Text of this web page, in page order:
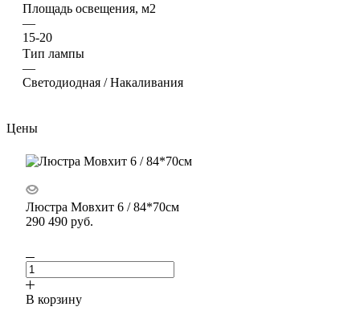
Площадь освещения, м2
—
15-20
Тип лампы
—
Светодиодная / Накаливания
Цены
Люстра Мовхит 6 / 84*70см
290 490 руб.
В корзину